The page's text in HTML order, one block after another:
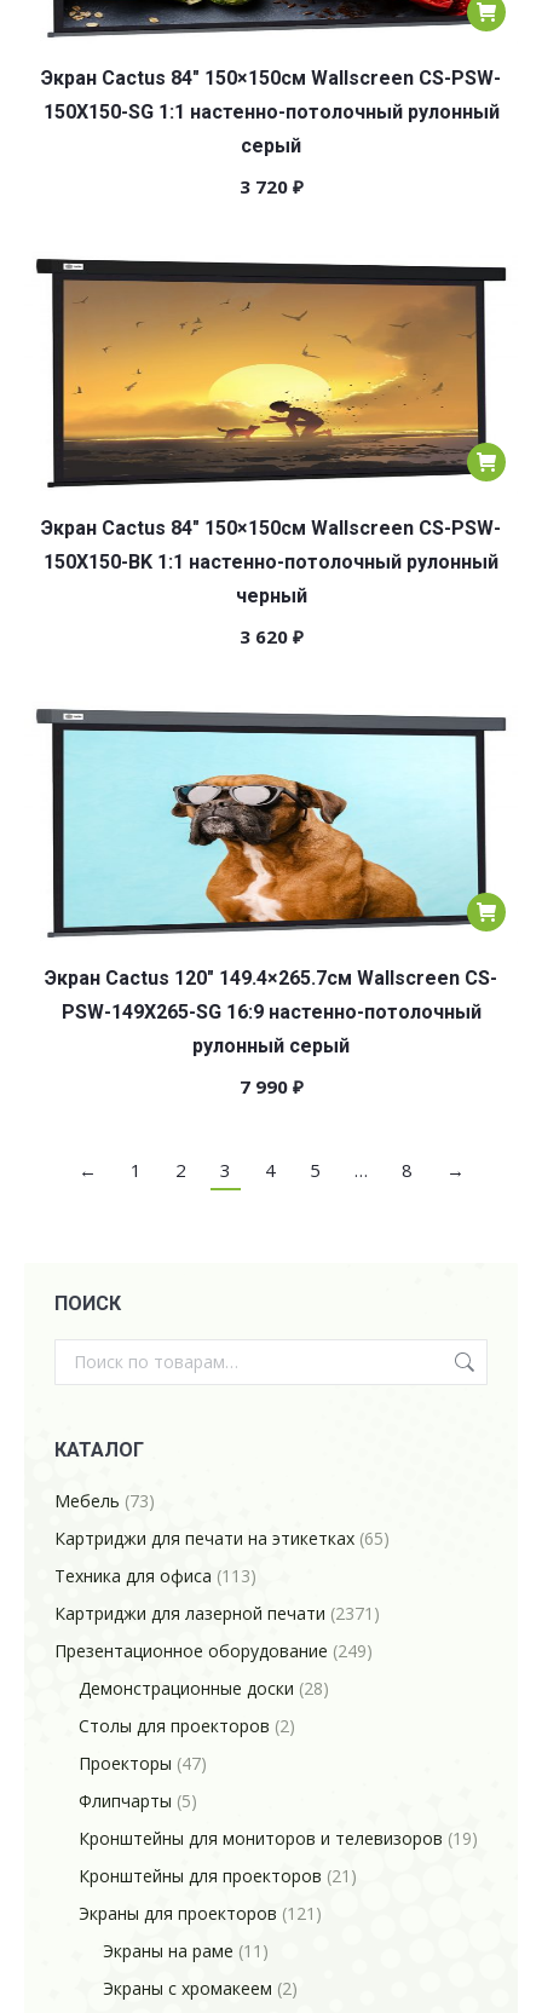
Экран Cactus 84″ 150×150см Wallscreen CS-PSW-
150X150-SG 1:1 настенно-потолочный рулонный
серый
3 720 ₽
Экран Cactus 84″ 150×150см Wallscreen CS-PSW-
150X150-BK 1:1 настенно-потолочный рулонный
черный
3 620 ₽
Экран Cactus 120″ 149.4×265.7см Wallscreen CS-
PSW-149X265-SG 16:9 настенно-потолочный
рулонный серый
7 990 ₽
← 1 2 3 4 5 … 8 →
ПОИСК
КАТАЛОГ
Мебель (73)
Картриджи для печати на этикетках (65)
Техника для офиса (113)
Картриджи для лазерной печати (2371)
Презентационное оборудование (249)
Демонстрационные доски (28)
Столы для проекторов (2)
Проекторы (47)
Флипчарты (5)
Кронштейны для мониторов и телевизоров (19)
Кронштейны для проекторов (21)
Экраны для проекторов (121)
Экраны на раме (11)
Экраны с хромакеем (2)